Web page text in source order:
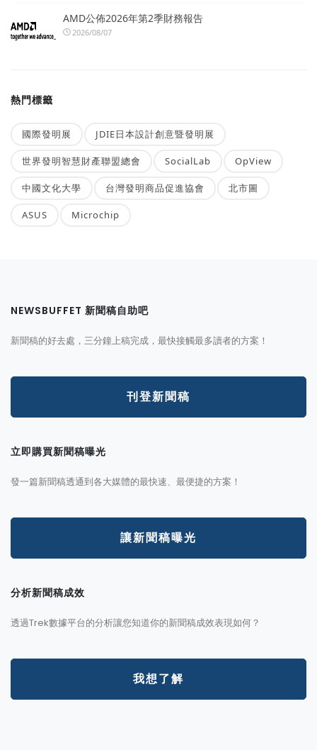
AMD公佈2026年第2季財務報告
2026/08/07
熱門標籤
國際發明展 JDIE日本設計創意暨發明展
世界發明智慧財產聯盟總會 SocialLab OpView
中國文化大學 台灣發明商品促進協會 北市圖
ASUS Microchip
NEWSBUFFET 新聞稿自助吧
新聞稿的好去處，三分鐘上稿完成，最快接觸最多讀者的方案！
刊登新聞稿
立即購買新聞稿曝光
發一篇新聞稿透通到各大媒體的最快速、最便捷的方案！
讓新聞稿曝光
分析新聞稿成效
透過Trek數據平台的分析讓您知道你的新聞稿成效表現如何？
我想了解